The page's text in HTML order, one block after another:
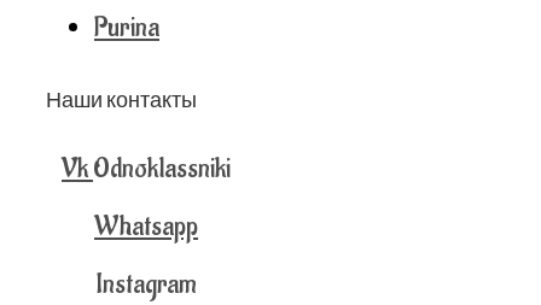
Purina
Наши контакты
VkOdnoklassniki
Whatsapp
Instagram